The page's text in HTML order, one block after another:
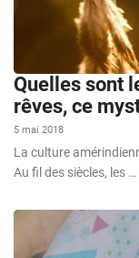
Quelles sont
rêves, ce
5 mai 2018
La culture
Au fil des siècles, les …